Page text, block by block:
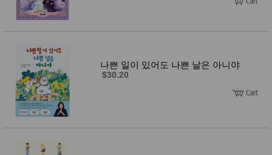
나쁜 일이 있어도 나쁜 날은 아니야
$30.20